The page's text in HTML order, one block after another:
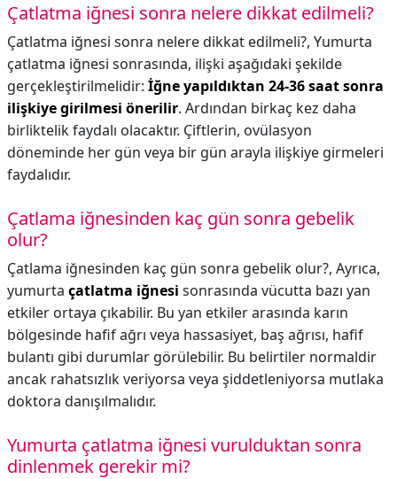
Çatlatma iğnesi sonra nelere dikkat edilmeli?
Çatlatma iğnesi sonra nelere dikkat edilmeli?, Yumurta
çatlatma iğnesi sonrasında, ilişki aşağıdaki şekilde
gerçekleştirilmelidir: İğne yapıldıktan 24-36 saat sonra
ilişkiye girilmesi önerilir. Ardından birkaç kez daha
birliktelik faydalı olacaktır. Çiftlerin, ovülasyon
döneminde her gün veya bir gün arayla ilişkiye girmeleri
faydalıdır.
Çatlama iğnesinden kaç gün sonra gebelik
olur?
Çatlama iğnesinden kaç gün sonra gebelik olur?, Ayrıca,
yumurta çatlatma iğnesi sonrasında vücutta bazı yan
etkiler ortaya çıkabilir. Bu yan etkiler arasında karın
bölgesinde hafif ağrı veya hassasiyet, baş ağrısı, hafif
bulantı gibi durumlar görülebilir. Bu belirtiler normaldir
ancak rahatsızlık veriyorsa veya şiddetleniyorsa mutlaka
doktora danışılmalıdır.
Yumurta çatlatma iğnesi vurulduktan sonra
dinlenmek gerekir mi?